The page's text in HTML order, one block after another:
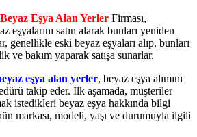
Eşya Alan Yerler Firması,
eşyalarını satın alarak bunları yeniden
genellikle eski beyaz eşyaları alıp, bunları
ve bakım yaparak satışa sunarlar.
eşya alan yerler, beyaz eşya alımını
takip eder. İlk aşamada, müşteriler
istedikleri beyaz eşya hakkında bilgi
markası, modeli, yaşı ve durumuyla ilgili